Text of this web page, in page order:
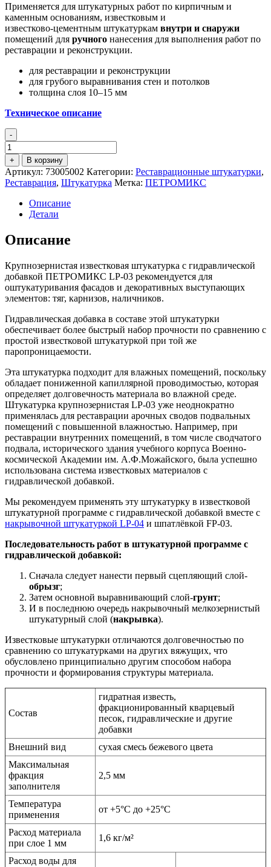
Применяется для штукатурных работ по кирпичным и
каменным основаниям, известковым и
известково-цементным штукатуркам внутри и снаружи
помещений для ручного нанесения для выполнения работ по
реставрации и реконструкции.
для реставрации и реконструкции
для грубого выравнивания стен и потолков
толщина слоя 10–15 мм
Техническое описание
-
Количество
товара
ПЕТРОМИКС
LP-
03
Известковая
штукатурка
+ В корзину
Артикул: 73005002 Категории: Реставрационные штукатурки,
Реставрация, Штукатурка Метка: ПЕТРОМИКС
Описание
Детали
Описание
Крупнозернистая известковая штукатурка с гидравлической
добавкой ПЕТРОМИКС LP-03 рекомендуется для
оштукатуривания фасадов и декоративных выступающих
элементов: тяг, карнизов, наличников.
Гидравлическая добавка в составе этой штукатурки
обеспечивает более быстрый набор прочности по сравнению с
простой известковой штукатуркой при той же
паропроницаемости.
Эта штукатурка подходит для влажных помещений, поскольку
обладает пониженной капиллярной проводимостью, которая
определяет долговечность материала во влажной среде.
Штукатурка крупнозернистая LP-03 уже неоднократно
применялась для реставрации арочных сводов подвальных
помещений с повышенной влажностью. Например, при
реставрации внутренних помещений, в том числе сводчатого
подвала, исторического здания учебного корпуса Военно-
космической Академии им. А.Ф.Можайского, была успешно
использована система известковых материалов с
гидравлической добавкой.
Мы рекомендуем применять эту штукатурку в известковой
штукатурной программе с гидравлической добавкой вместе с
накрывочной штукатуркой LP-04 и шпатлёвкой FP-03.
Последовательность работ в штукатурной программе с
гидравлической добавкой:
Сначала следует нанести первый сцепляющий слой-
обрызг;
Затем основной выравнивающий слой-грунт;
И в последнюю очередь накрывочный мелкозернистый
штукатурный слой (накрывка).
Известковые штукатурки отличаются долговечностью по
сравнению со штукатурками на других вяжущих, что
обусловлено принципиально другим способом набора
прочности и формирования структуры материала.
Состав
гидратная известь,
фракционированный кварцевый
песок, гидравлические и другие
добавки
Внешний вид
сухая смесь бежевого цвета
Максимальная
фракция
заполнителя
2,5 мм
Температура
применения
от +5°С до +25°С
Расход материала
при слое 1 мм
1,6 кг/м²
Расход воды для